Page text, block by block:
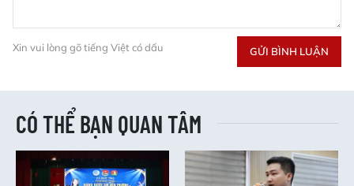
Xin vui lòng gõ tiếng Việt có dấu GỬI BÌNH LUẬN
CÓ THỂ BẠN QUAN TÂM